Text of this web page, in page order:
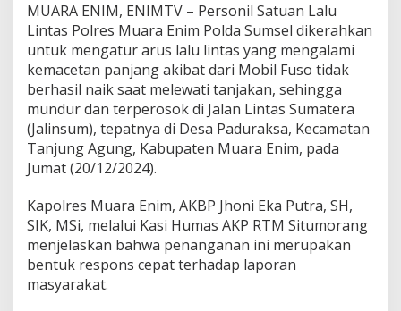
l
r
e
s
M
u
a
r
n
m
A
t
MUARA ENIM, ENIMTV – Personil Satuan Lalu
Lintas Polres Muara Enim Polda Sumsel dikerahkan
untuk mengatur arus lalu lintas yang mengalami
kemacetan panjang akibat dari Mobil Fuso tidak
berhasil naik saat melewati tanjakan, sehingga
mundur dan terperosok di Jalan Lintas Sumatera
(Jalinsum), tepatnya di Desa Paduraksa, Kecamatan
Tanjung Agung, Kabupaten Muara Enim, pada
Jumat (20/12/2024).
Kapolres Muara Enim, AKBP Jhoni Eka Putra, SH,
SIK, MSi, melalui Kasi Humas AKP RTM Situmorang
menjelaskan bahwa penanganan ini merupakan
bentuk respons cepat terhadap laporan
masyarakat.